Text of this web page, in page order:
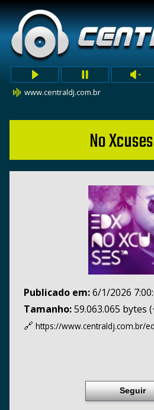
www.centraldj.com.br
No
Publicado em:6/1/2026
Tamanho:59.063.065 bytes
🔗 https://www.centraldj.com.br/
Seguir